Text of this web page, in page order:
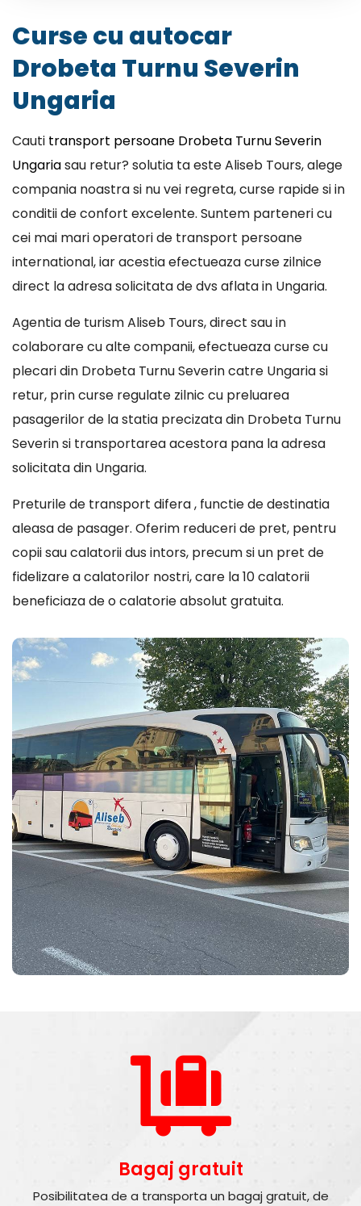
Curse cu autocar
Drobeta Turnu Severin
Ungaria
Cauti transport persoane Drobeta Turnu Severin
Ungariasau retur? solutia ta este Aliseb Tours, alege
compania noastra si nu vei regreta, curse rapide si in
conditii de confort excelente. Suntem parteneri cu
cei mai mari operatori de transport persoane
international, iar acestia efectueaza curse zilnice
direct la adresa solicitata de dvs aflata in Ungaria.
Agentia de turism Aliseb Tours, direct sau in
colaborare cu alte companii, efectueaza curse cu
plecari din Drobeta Turnu Severin catre Ungaria si
retur, prin curse regulate zilnic cu preluarea
pasagerilor de la statia precizata din Drobeta Turnu
Severin si transportarea acestora pana la adresa
solicitata din Ungaria.
Preturile de transport difera , functie de destinatia
aleasa de pasager. Oferim reduceri de pret, pentru
copii sau calatorii dus intors, precum si un pret de
fidelizare a calatorilor nostri, care la 10 calatorii
beneficiaza de o calatorie absolut gratuita.
Bagaj gratuit
Posibilitatea de a transporta un bagaj gratuit, de